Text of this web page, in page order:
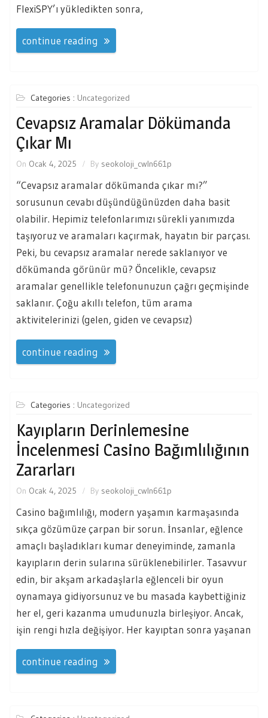
FlexiSPY’ı yükledikten sonra,
continue reading
Categories : Uncategorized
Cevapsız Aramalar Dökümanda
Çıkar Mı
On Ocak 4, 2025 By seokoloji_cwln661p
“Cevapsız aramalar dökümanda çıkar mı?”
sorusunun cevabı düşündüğünüzden daha basit
olabilir. Hepimiz telefonlarımızı sürekli yanımızda
taşıyoruz ve aramaları kaçırmak, hayatın bir parçası.
Peki, bu cevapsız aramalar nerede saklanıyor ve
dökümanda görünür mü? Öncelikle, cevapsız
aramalar genellikle telefonunuzun çağrı geçmişinde
saklanır. Çoğu akıllı telefon, tüm arama
aktivitelerinizi (gelen, giden ve cevapsız)
continue reading
Categories : Uncategorized
Kayıpların Derinlemesine
İncelenmesi Casino Bağımlılığının
Zararları
On Ocak 4, 2025 By seokoloji_cwln661p
Casino bağımlılığı, modern yaşamın karmaşasında
sıkça gözümüze çarpan bir sorun. İnsanlar, eğlence
amaçlı başladıkları kumar deneyiminde, zamanla
kayıpların derin sularına sürüklenebilirler. Tasavvur
edin, bir akşam arkadaşlarla eğlenceli bir oyun
oynamaya gidiyorsunuz ve bu masada kaybettiğiniz
her el, geri kazanma umudunuzla birleşiyor. Ancak,
işin rengi hızla değişiyor. Her kayıptan sonra yaşanan
continue reading